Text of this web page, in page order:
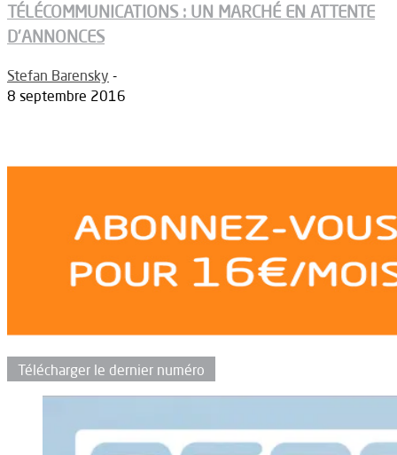
TÉLÉCOMMUNICATIONS : UN MARCHÉ EN ATTENTE
D’ANNONCES
Stefan Barensky -
8 septembre 2016
Télécharger le dernier numéro